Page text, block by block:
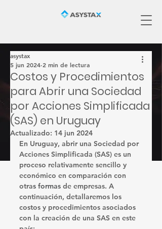
Costos y Procedimientos
para Abrir una Sociedad
por Acciones Simplificada
(SAS) en Uruguay
asystax
5 jun 2024 2 min de lectura
Actualizado: 14 jun 2024
En Uruguay, abrir una Sociedad por
Acciones Simplificada (SAS) es un
proceso relativamente sencillo y
económico en comparación con
otras formas de empresas. A
continuación, detallaremos los
costos y procedimientos asociados
con la creación de una SAS en este